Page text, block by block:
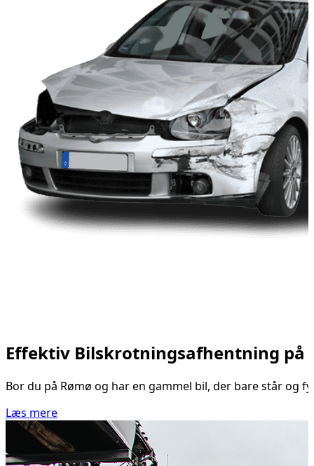
Effektiv Bilskrotningsafhentning på
Bor du på Rømø og har en gammel bil, der bare står og
Læs mere